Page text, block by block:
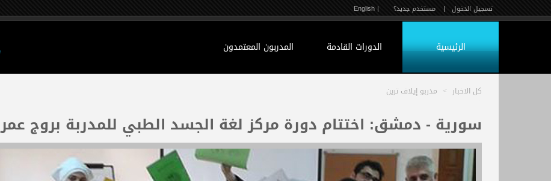
تسجيل الدخول | مستخدم جديد؟ | English
الرئيسية الدورات القادمة المدربون المعتمدون
كل الاخبار > مدربو إيلاف ترين
سورية - دمشق: اختتام دورة مركز لغة الجسد الطبي للمدربة بروج عمر